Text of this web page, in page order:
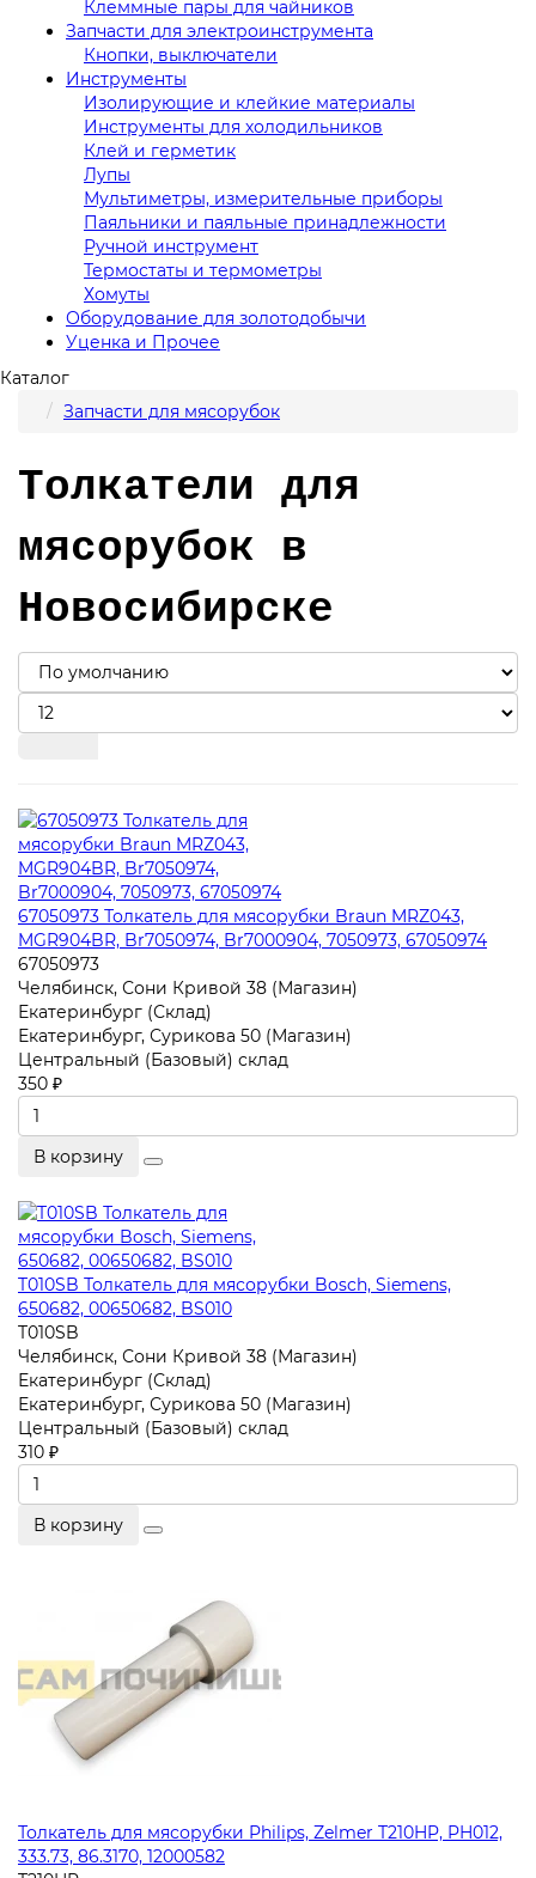
Клеммные пары для чайников
Запчасти для электроинструмента
Кнопки, выключатели
Инструменты
Изолирующие и клейкие материалы
Инструменты для холодильников
Клей и герметик
Лупы
Мультиметры, измерительные приборы
Паяльники и паяльные принадлежности
Ручной инструмент
Термостаты и термометры
Хомуты
Оборудование для золотодобычи
Уценка и Прочее
Каталог
Запчасти для мясорубок
Толкатели для
мясорубок в
Новосибирске
67050973 Толкатель для мясорубки Braun MRZ043,
MGR904BR, Br7050974, Br7000904, 7050973, 67050974
67050973
Челябинск, Сони Кривой 38 (Магазин)
Екатеринбург (Склад)
Екатеринбург, Сурикова 50 (Магазин)
Центральный (Базовый) склад
350 ₽
В корзину
T010SB Толкатель для мясорубки Bosch, Siemens,
650682, 00650682, BS010
T010SB
Челябинск, Сони Кривой 38 (Магазин)
Екатеринбург (Склад)
Екатеринбург, Сурикова 50 (Магазин)
Центральный (Базовый) склад
310 ₽
В корзину
Толкатель для мясорубки Philips, Zelmer T210HP, PH012,
333.73, 86.3170, 12000582